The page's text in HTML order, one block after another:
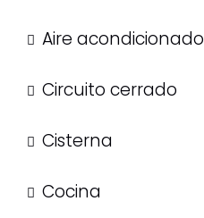
Aire acondicionado
Circuito cerrado
Cisterna
Cocina